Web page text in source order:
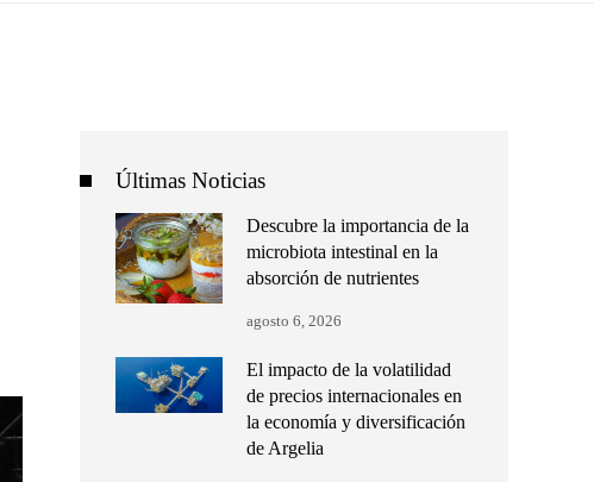
Últimas Noticias
Descubre la importancia de la
microbiota intestinal en la
absorción de nutrientes
agosto 6, 2026
El impacto de la volatilidad
de precios internacionales en
la economía y diversificación
de Argelia